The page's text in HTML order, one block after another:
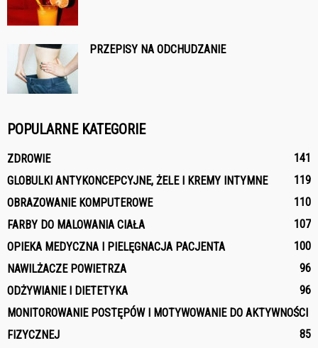
PRZEPISY NA ODCHUDZANIE
POPULARNE KATEGORIE
ZDROWIE
141
GLOBULKI ANTYKONCEPCYJNE, ŻELE I KREMY INTYMNE
119
OBRAZOWANIE KOMPUTEROWE
110
FARBY DO MALOWANIA CIAŁA
107
OPIEKA MEDYCZNA I PIELĘGNACJA PACJENTA
100
NAWILŻACZE POWIETRZA
96
ODŻYWIANIE I DIETETYKA
96
MONITOROWANIE POSTĘPÓW I MOTYWOWANIE DO AKTYWNOŚCI
FIZYCZNEJ
85